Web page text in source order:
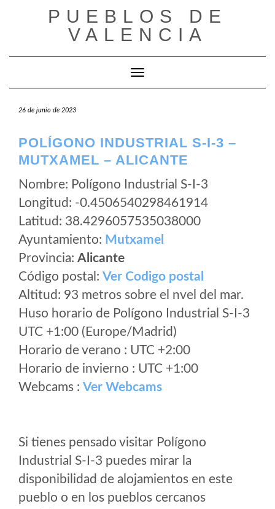
PUEBLOS DE
VALENCIA
Cambiar modo de navegación
26 de junio de 2023
POLÍGONO INDUSTRIAL S-I-3 –
MUTXAMEL – ALICANTE
Nombre: Polígono Industrial S-I-3
Longitud: -0.4506540298461914
Latitud: 38.4296057535038000
Ayuntamiento: Mutxamel
Provincia: Alicante
Código postal: Ver Codigo postal
Altitud: 93 metros sobre el nvel del mar.
Huso horario de Polígono Industrial S-I-3
UTC +1:00 (Europe/Madrid)
Horario de verano : UTC +2:00
Horario de invierno : UTC +1:00
Webcams : Ver Webcams
Si tienes pensado visitar Polígono
Industrial S-I-3 puedes mirar la
disponibilidad de alojamientos en este
pueblo o en los pueblos cercanos